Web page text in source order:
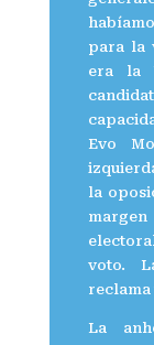
para la
era la
Evo
la
voto.
La